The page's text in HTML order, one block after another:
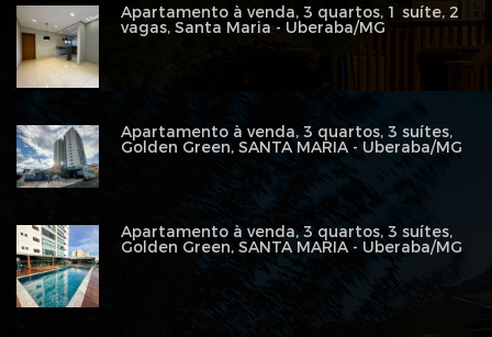
Apartamento à venda, 3 quartos, 1 suíte, 2
vagas, Santa Maria - Uberaba/MG
Apartamento à venda, 3 quartos, 3 suítes,
Golden Green, SANTA MARIA - Uberaba/MG
Apartamento à venda, 3 quartos, 3 suítes,
Golden Green, SANTA MARIA - Uberaba/MG